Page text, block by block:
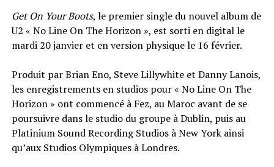
Get On Your Boots, le premier single du nouvel album de
U2 « No Line On The Horizon », est sorti en digital le
mardi 20 janvier et en version physique le 16 février.
Produit par Brian Eno, Steve Lillywhite et Danny Lanois,
les enregistrements en studios pour « No Line On The
Horizon » ont commencé à Fez, au Maroc avant de se
poursuivre dans le studio du groupe à Dublin, puis au
Platinium Sound Recording Studios à New York ainsi
qu’aux Studios Olympiques à Londres.